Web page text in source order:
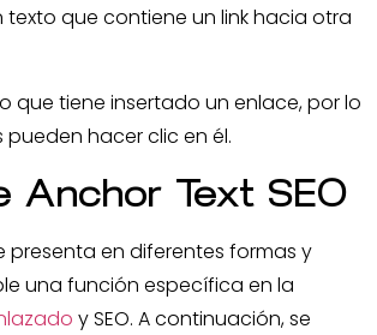
que contiene un link hacia otra
que tiene insertado un enlace, por lo
pueden hacer clic en él.
Anchor Text SEO
presenta en diferentes formas y
una función específica en la
y SEO. A continuación, se